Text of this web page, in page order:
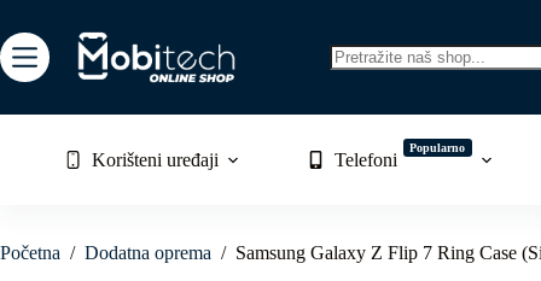
to
content
Korišteni uređaji Telefoni
Popularno
Početna / Dodatna oprema / Samsung Galaxy Z Flip 7 Ring Case